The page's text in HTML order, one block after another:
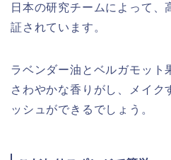
日本の研究チームによって、
証されています。
ラベンダー油とベルガモット
さわやかな香りがし、メイク
ッシュができるでしょう。